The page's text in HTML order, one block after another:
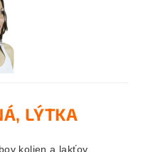
LÝTKA
kolien a lakťov